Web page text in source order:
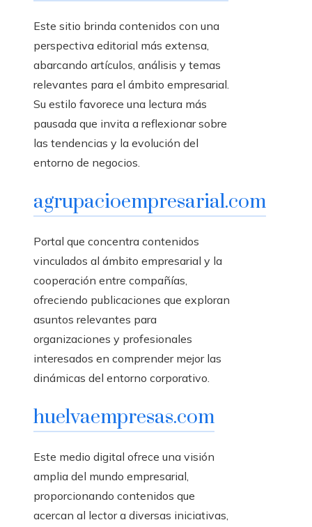
Este sitio brinda contenidos con una
perspectiva editorial más extensa,
abarcando artículos, análisis y temas
relevantes para el ámbito empresarial.
Su estilo favorece una lectura más
pausada que invita a reflexionar sobre
las tendencias y la evolución del
entorno de negocios.
agrupacioempresarial.com
Portal que concentra contenidos
vinculados al ámbito empresarial y la
cooperación entre compañías,
ofreciendo publicaciones que exploran
asuntos relevantes para
organizaciones y profesionales
interesados en comprender mejor las
dinámicas del entorno corporativo.
huelvaempresas.com
Este medio digital ofrece una visión
amplia del mundo empresarial,
proporcionando contenidos que
acercan al lector a diversas iniciativas,